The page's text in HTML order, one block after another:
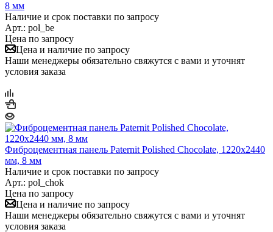
8 мм
Наличие и срок поставки по запросу
Арт.: pol_be
Цена по запросу
Цена и наличие по запросу
Наши менеджеры обязательно свяжутся с вами и уточнят
условия заказа
Фиброцементная панель Paternit Polished Chocolate, 1220х2440
мм, 8 мм
Наличие и срок поставки по запросу
Арт.: pol_chok
Цена по запросу
Цена и наличие по запросу
Наши менеджеры обязательно свяжутся с вами и уточнят
условия заказа